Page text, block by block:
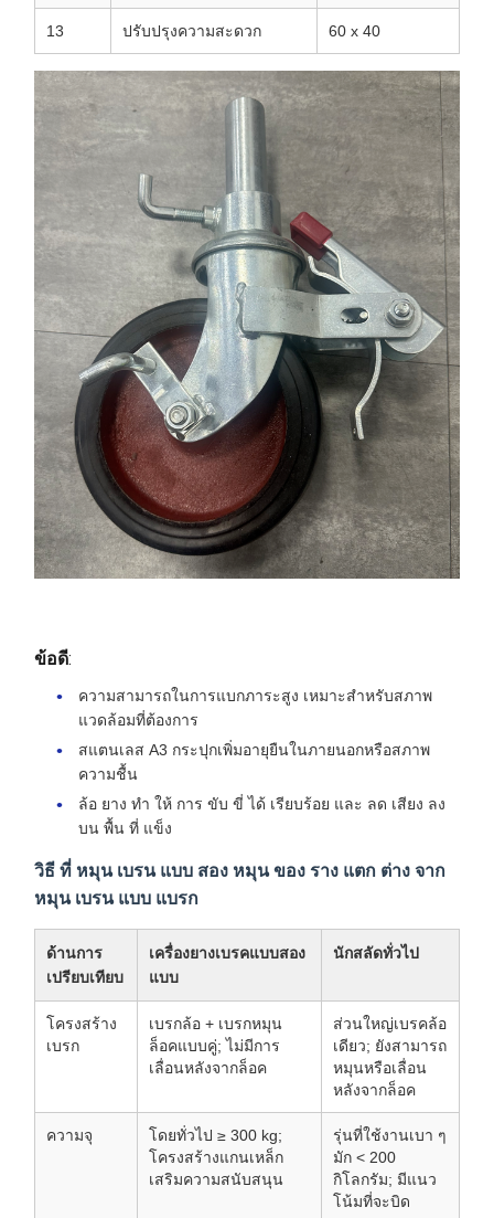
13 ปรับปรุงความสะดวก 60 x 40
ข้อดี:
ความสามารถในการแบกภาระสูง เหมาะสําหรับสภาพ
แวดล้อมที่ต้องการ
สแตนเลส A3 กระปุกเพิ่มอายุยืนในภายนอกหรือสภาพ
ความชื้น
ล้อ ยาง ทํา ให้ การ ขับ ขี่ ได้ เรียบร้อย และ ลด เสียง ลง
บน พื้น ที่ แข็ง
วิธี ที่ หมุน เบรน แบบ สอง หมุน ของ ราง แตก ต่าง จาก
หมุน เบรน แบบ แบรก
ด้านการ
เปรียบเทียบ
เครื่องยางเบรคแบบสอง
แบบ
นักสลัดทั่วไป
โครงสร้าง
เบรก
เบรกล้อ + เบรกหมุน
ล็อคแบบคู่; ไม่มีการ
เลื่อนหลังจากล็อค
ส่วนใหญ่เบรคล้อ
เดียว; ยังสามารถ
หมุนหรือเลื่อน
หลังจากล็อค
ความจุ
โดยทั่วไป ≥ 300 kg;
โครงสร้างแกนเหล็ก
เสริมความสนับสนุน
รุ่นที่ใช้งานเบา ๆ
มัก < 200
กิโลกรัม; มีแนว
โน้มที่จะบิด